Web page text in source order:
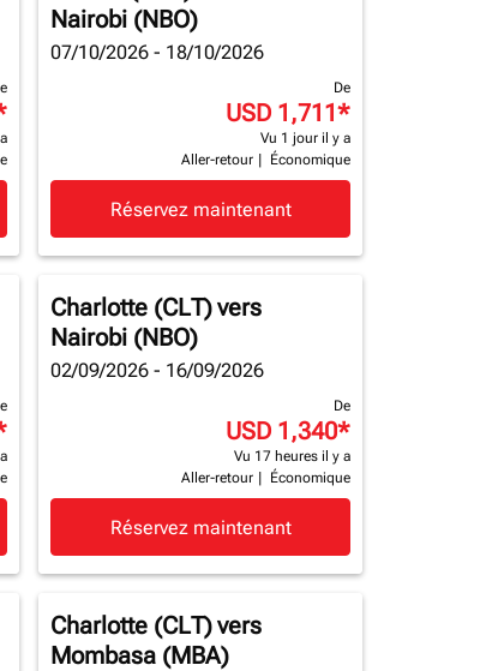
Nairobi (NBO)
07/10/2026 - 18/10/2026
De
USD 1,711*
Vu 1 jour il y a
Aller-retour
Économique
Réservez maintenant
Charlotte (CLT)vers
Nairobi (NBO)
02/09/2026 - 16/09/2026
De
USD 1,340*
Vu 17 heures il y a
Aller-retour
Économique
Réservez maintenant
Charlotte (CLT)vers
Mombasa (MBA)